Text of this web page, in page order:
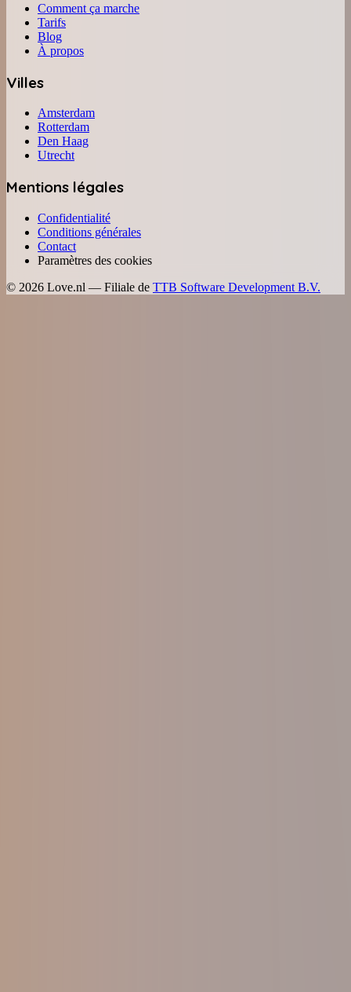
Comment ça marche
Tarifs
Blog
À propos
Villes
Amsterdam
Rotterdam
Den Haag
Utrecht
Mentions légales
Confidentialité
Conditions générales
Contact
Paramètres des cookies
© 2026 Love.nl — Filiale de TTB Software Development B.V.